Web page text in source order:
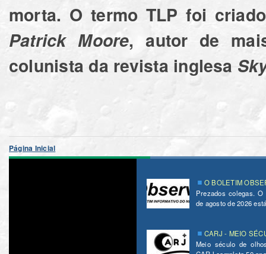
morta. O termo TLP foi
Patrick Moore, autor de
colunista da revista inglesa
Página Inicial
O BOLETIM
Prezados colegas.
de agosto de 2026
CARJ - MEIO
Meio século de